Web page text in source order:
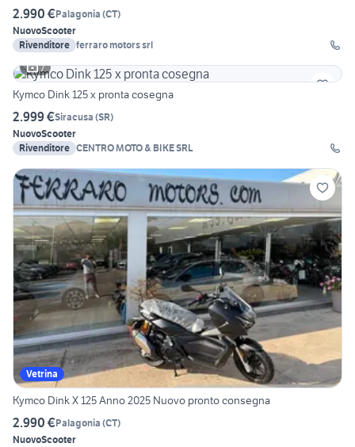
2.990 €Palagonia (CT)
NuovoScooter
Rivenditore ferraro motors srl
7
Kymco Dink 125 x pronta cosegna
2.999 €Siracusa (SR)
NuovoScooter
Rivenditore
CENTRO MOTO & BIKE SRL
Vetrina
Kymco Dink X 125 Anno 2025 Nuovo pronto consegna
2.990 €Palagonia (CT)
NuovoScooter